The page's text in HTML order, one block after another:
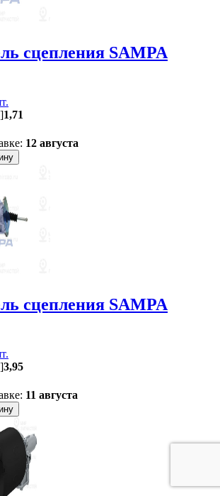
сцепления SAMPA
1,71
12 августа
сцепления SAMPA
3,95
11 августа